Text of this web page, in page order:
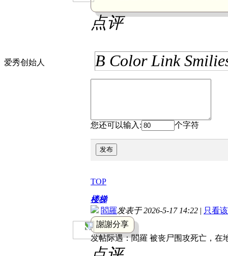
爱秀创始人
点评
B Color Link
您还可以输入: 个字符
发布
TOP
楼梯
閻羅发表于 2026-5-17 14:22 | 只看
謝謝分享
发帖际遇：閻羅 被丧尸围攻死亡，在